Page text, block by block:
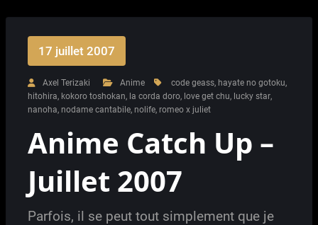
17 juillet 2007
Axel Terizaki Anime code geass, hayate no gotoku,
hitohira, kokoro toshokan, la corda doro, love get chu, lucky star,
nanoha, nodame cantabile, nolife, romeo x juliet
Anime Catch Up –
Juillet 2007
Parfois, il se peut tout simplement que je